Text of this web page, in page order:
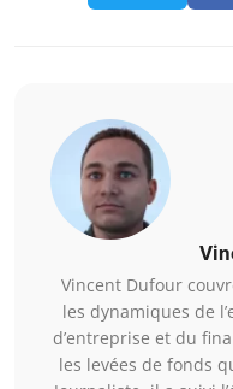
Vincent Dufour
les dynamiques de
d’entreprise et du
les levées de fonds